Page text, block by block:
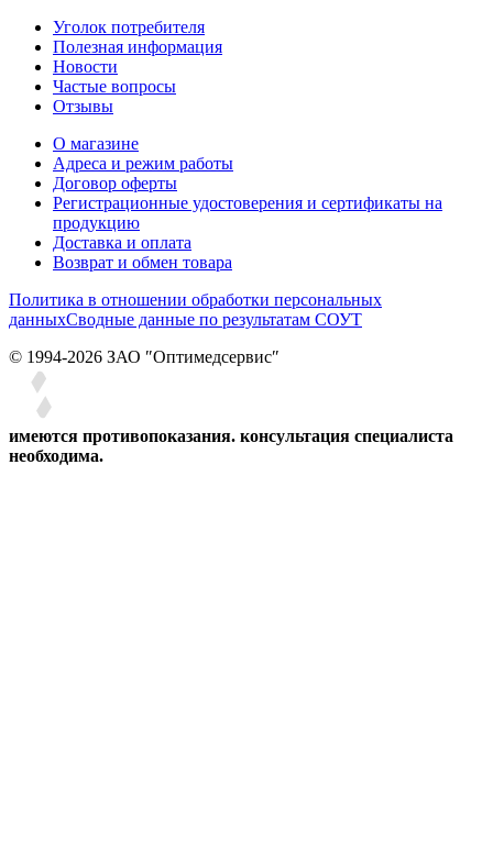
Уголок потребителя
Полезная информация
Новости
Частые вопросы
Отзывы
О магазине
Адреса и режим работы
Договор оферты
Регистрационные удостоверения и сертификаты на
продукцию
Доставка и оплата
Возврат и обмен товара
Политика в отношении обработки персональных
данныхСводные данные по результатам СОУТ
© 1994-2026 ЗАО ″Оптимедсервис″
имеются противопоказания. консультация специалиста
необходима.